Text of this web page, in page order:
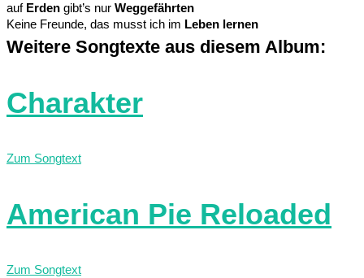
auf Erden gibt’s nur Weggefährten
Keine Freunde, das musst ich im Leben lernen
Weitere Songtexte aus diesem Album:
Charakter
Zum Songtext
American Pie Reloaded
Zum Songtext